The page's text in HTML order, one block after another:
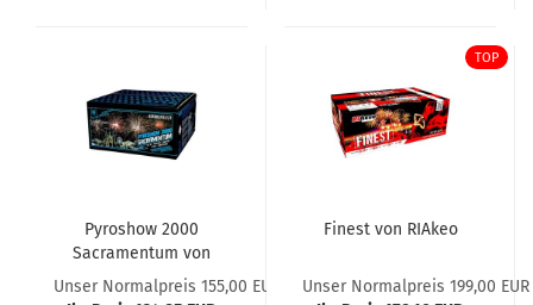
Pyroshow 2000
Sacramentum von
Argento
Unser Normalpreis 155,00 EUR
TOP
Finest von RIAkeo
Unser Normalpreis 199,00 EUR